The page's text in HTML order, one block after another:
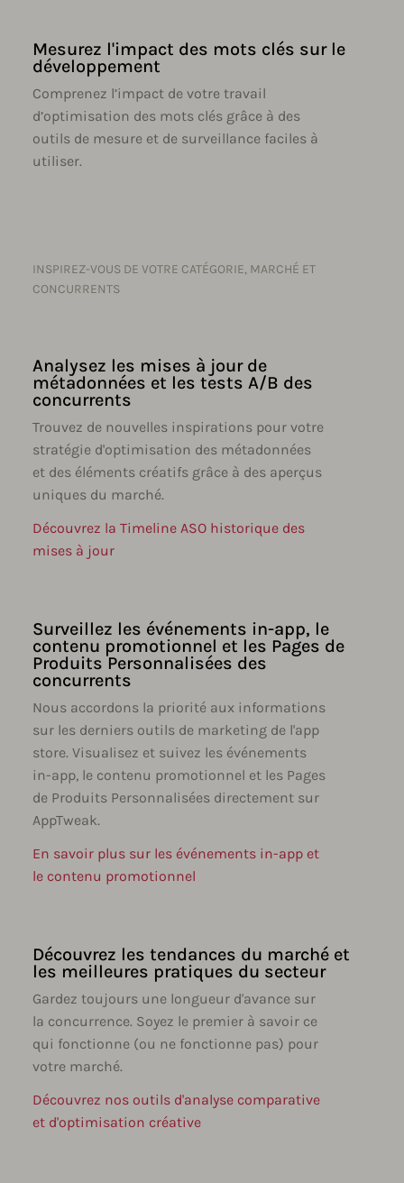
Mesurez l'impact des mots clés sur le
développement
Comprenez l’impact de votre travail
d’optimisation des mots clés grâce à des
outils de mesure et de surveillance faciles à
utiliser.
INSPIREZ-VOUS DE VOTRE CATÉGORIE, MARCHÉ ET
CONCURRENTS
Analysez les mises à jour de
métadonnées et les tests A/B des
concurrents
Trouvez de nouvelles inspirations pour votre
stratégie d'optimisation des métadonnées
et des éléments créatifs grâce à des aperçus
uniques du marché.
Découvrez la Timeline ASO historique des
mises à jour
Surveillez les événements in-app, le
contenu promotionnel et les Pages de
Produits Personnalisées des
concurrents
Nous accordons la priorité aux informations
sur les derniers outils de marketing de l'app
store. Visualisez et suivez les événements
in-app, le contenu promotionnel et les Pages
de Produits Personnalisées directement sur
AppTweak.
En savoir plus sur les événements in-app et
le contenu promotionnel
Découvrez les tendances du marché et
les meilleures pratiques du secteur
Gardez toujours une longueur d'avance sur
la concurrence. Soyez le premier à savoir ce
qui fonctionne (ou ne fonctionne pas) pour
votre marché.
Découvrez nos outils d'analyse comparative
et d'optimisation créative